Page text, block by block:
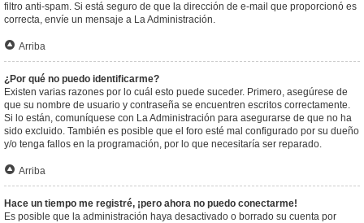
filtro anti-spam. Si está seguro de que la dirección de e-mail que proporcionó es
correcta, envíe un mensaje a La Administración.
Arriba
¿Por qué no puedo identificarme?
Existen varias razones por lo cuál esto puede suceder. Primero, asegúrese de
que su nombre de usuario y contraseña se encuentren escritos correctamente.
Si lo están, comuníquese con La Administración para asegurarse de que no ha
sido excluido. También es posible que el foro esté mal configurado por su dueño
y/o tenga fallos en la programación, por lo que necesitaría ser reparado.
Arriba
Hace un tiempo me registré, ¡pero ahora no puedo conectarme!
Es posible que la administración haya desactivado o borrado su cuenta por